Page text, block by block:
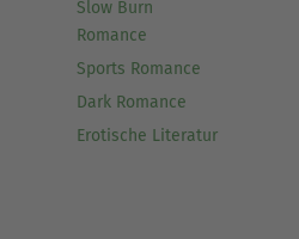
Slow Burn
Romance
Sports Romance
Dark Romance
Erotische Literatur